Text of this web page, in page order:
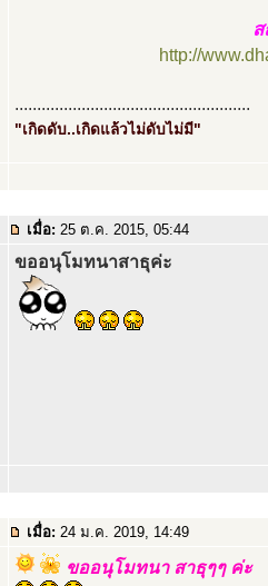
http://
.....................................................
"เกิดดับ..เกิดแล้วไม่ดับไม่มี"
เมื่อ: 25 ต.ค. 2015, 05:44
ขออนุโมทนาสาธุค่ะ
เมื่อ: 24 ม.ค. 2019, 14:49
ขออนุโมทนา สาธุๆๆ ค่ะ